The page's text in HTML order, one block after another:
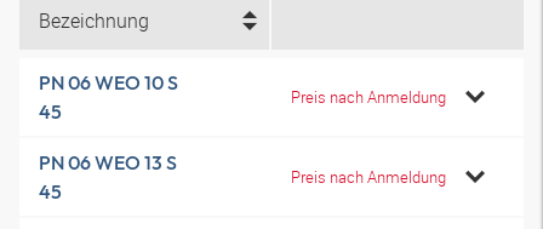
Bezeichnung
PN 06 WEO 10 S
45
Preis nach Anmeldung
PN 06 WEO 13 S
45
Preis nach Anmeldung